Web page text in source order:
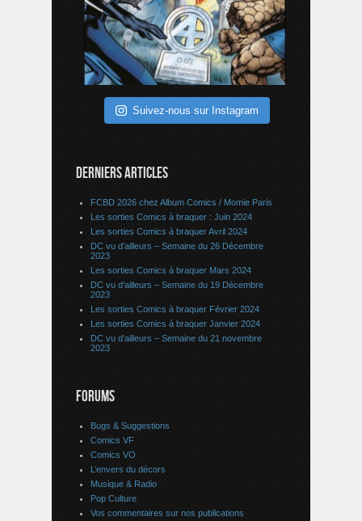
Suivez-nous sur Instagram
DERNIERS ARTICLES
FCBD 2026 chez Album Comics / Momie Paris
Les sorties Comics à braquer : Juin 2024
Les sorties Comics à braquer Avril 2024
DC vu d’ailleurs – Semaine du 26 Décembre
2023
Les sorties Comics à braquer Mars 2024
DC vu d’ailleurs – Semaine du 19 Décembre
2023
Les sorties Comics à braquer Février 2024
Les sorties Comics à braquer Janvier 2024
DC vu d’ailleurs – Semaine du 21 novembre
2023
FORUMS
Bugs & Suggestions
Comics VF
Comics VO
L’envers du décors
Musique & Radio
Pop Culture
Vos commentaires sur nos publications